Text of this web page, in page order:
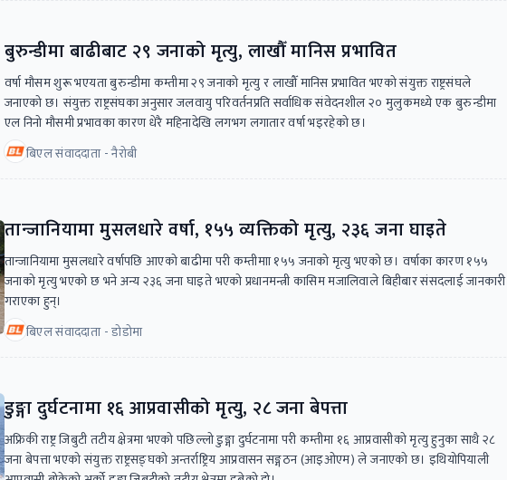
बुरुन्डीमा बाढीबाट २९ जनाको मृत्यु, लाखौँ मानिस प्रभावित
वर्षा मौसम शुरू भएयता बुरुन्डीमा कम्तीमा २९ जनाको मृत्यु र लाखौँ मानिस प्रभावित भएको संयुक्त राष्ट्रसंघले
जनाएको छ। संयुक्त राष्ट्रसंघका अनुसार जलवायु परिवर्तनप्रति सर्वाधिक संवेदनशील २० मुलुकमध्ये एक बुरुन्डीमा
एल निनो मौसमी प्रभावका कारण धेरै महिनादेखि लगभग लगातार वर्षा भइरहेको छ।
बिएल संवाददाता - नैरोबी
तान्जानियामा मुसलधारे वर्षा, १५५ व्यक्तिको मृत्यु, २३६ जना घाइते
तान्जानियामा मुसलधारे वर्षापछि आएको बाढीमा परी कम्तीमाा १५५ जनाको मृत्यु भएको छ। वर्षाका कारण १५५
जनाको मृत्यु भएको छ भने अन्य २३६ जना घाइते भएको प्रधानमन्त्री कासिम मजालिवाले बिहीबार संसदलाई जानकारी
गराएका हुन्।
बिएल संवाददाता - डोडोमा
डुङ्गा दुर्घटनामा १६ आप्रवासीको मृत्यु, २८ जना बेपत्ता
अफ्रिकी राष्ट्र जिबुटी तटीय क्षेत्रमा भएको पछिल्लो डुङ्गा दुर्घटनामा परी कम्तीमा १६ आप्रवासीको मृत्यु हुनुका साथै २८
जना बेपत्ता भएको संयुक्त राष्ट्रसङ्घको अन्तर्राष्ट्रिय आप्रवासन सङ्गठन (आइओएम) ले जनाएको छ। इथियोपियाली